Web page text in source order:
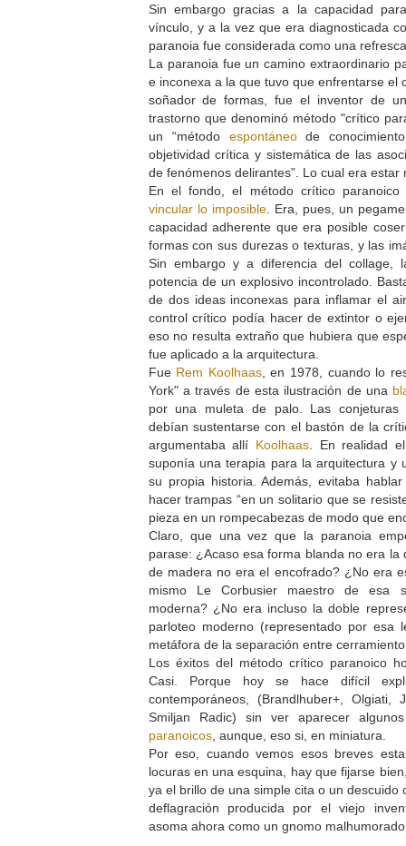
Sin embargo gracias a la capacidad
vínculo, y a la vez que era diagnosticada
paranoia fue considerada como una
La paranoia fue un camino extraordinario
e inconexa a la que tuvo que enfrentarse el
soñador de formas, fue el inventor de
trastorno que denominó método "crítico
un “método espontáneode
objetividad crítica y sistemática de las
de fenómenos delirantes”. Lo cual era estar
En el fondo, el método crítico
vincular lo imposible. Era, pues, un
capacidad adherente que era posible
formas con sus durezas o texturas, y las
Sin embargo y a diferencia del collage,
potencia de un explosivo incontrolado.
de dos ideas inconexas para inflamar el
control crítico podía hacer de extintor o
eso no resulta extraño que hubiera que
fue aplicado a la arquitectura.
Fue Rem Koolhaas, en 1978, cuando lo
York" a través de esta ilustración de una
por una muleta de palo. Las conjeturas
debían sustentarse con el bastón de la
argumentaba allí Koolhaas . En realidad
suponía una terapia para la arquitectura y
su propia historia. Además, evitaba
hacer trampas “en un solitario que se
pieza en un rompecabezas de modo que
Claro, que una vez que la paranoia
parase: ¿Acaso esa forma blanda no era la
de madera no era el encofrado? ¿No era
mismo Le Corbusier maestro de esa
moderna? ¿No era incluso la doble
parloteo moderno (representado por esa
metáfora de la separación entre
Los éxitos del método crítico paranoico
Casi. Porque hoy se hace difícil
contemporáneos, (Brandlhuber+, Olgiati,
Smiljan Radic) sin ver aparecer
paranoicos, aunque, eso si, en miniatura.
Por eso, cuando vemos esos breves
locuras en una esquina, hay que fijarse
ya el brillo de una simple cita o un descuido
deflagración producida por el viejo
asoma ahora como un gnomo